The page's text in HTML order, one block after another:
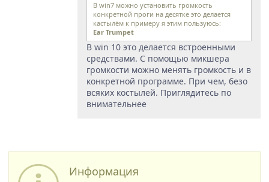
В win7 можно установить громкость
конкретной проги на десятке это делается
кастылём к примеру я этим пользуюсь:
Ear Trumpet
В win 10 это делается встроенными
средствами. С помощью микшера
громкости можно менять громкость и в
конкретной программе. При чем, безо
всяких костылей. Приглядитесь по
внимательнее
Информация